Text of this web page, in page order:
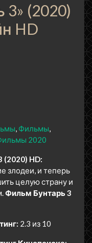
(2020)
HD
Фильмы
2020
(2020) HD:
злодеи, и теперь
целую страну и
Фильм Бунтарь 3
2.3 из 10